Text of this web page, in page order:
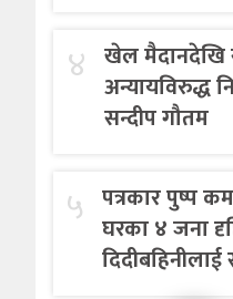
४ खेल मैदानदेखि
अन्यायविरुद्ध
सन्दीप गौतम
५ पत्रकार पुष्प
घरका ४ जना